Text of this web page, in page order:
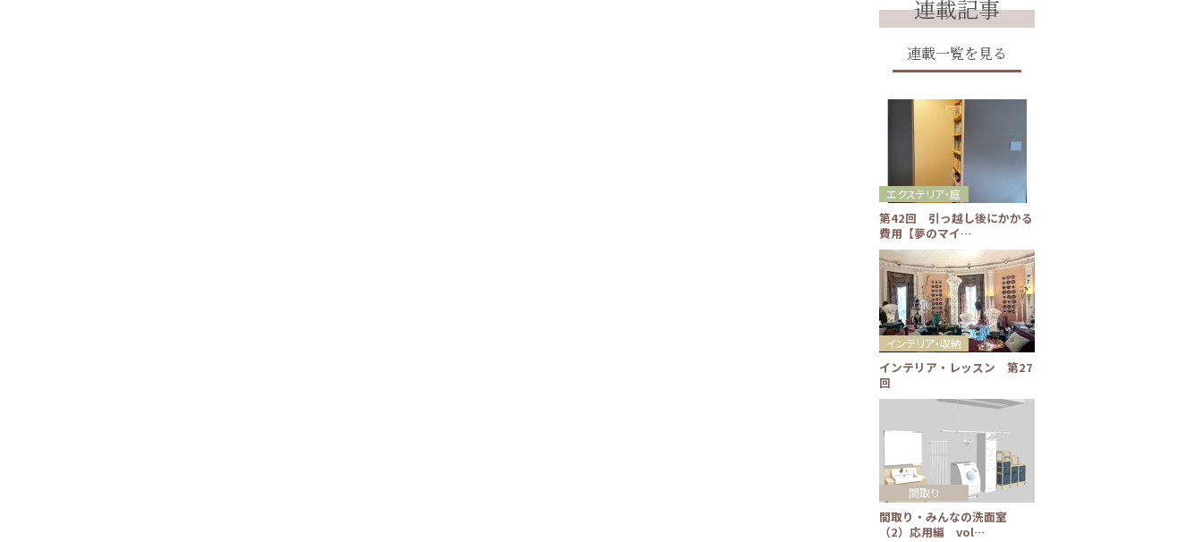
連載記事
連載一覧を見る
第42回 引っ越し後にかかる
費用【夢のマイ…
エクステリア・庭
インテリア・レッスン 第27
回
インテリア・収納
間取り・みんなの洗面室
（2）応用編 vol…
間取り